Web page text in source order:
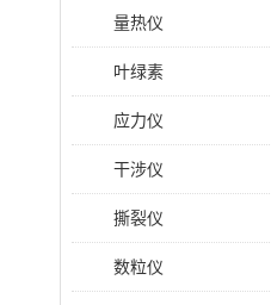
量热仪
叶绿素
应力仪
干涉仪
撕裂仪
数粒仪